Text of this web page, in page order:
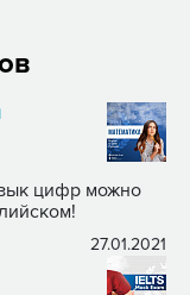
цифр можно
27.01.2021